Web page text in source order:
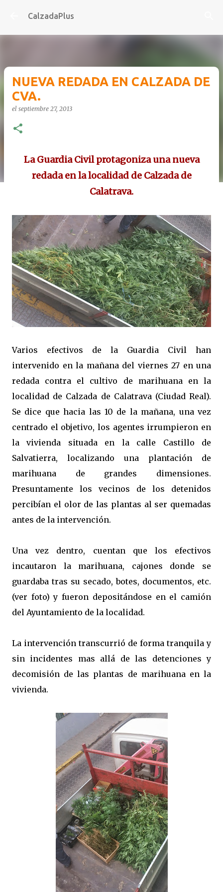
Ir al contenido principal
CalzadaPlus
NUEVA REDADA EN CALZADA DE
CVA.
el septiembre 27, 2013
La Guardia Civil protagoniza una nueva
redada en la localidad de Calzada de
Calatrava.
Varios efectivos de la Guardia Civil han
intervenido en la mañana del viernes 27 en una
redada contra el cultivo de marihuana en la
localidad de Calzada de Calatrava (Ciudad Real).
Se dice que hacia las 10 de la mañana, una vez
centrado el objetivo, los agentes irrumpieron en
la vivienda situada en la calle Castillo de
Salvatierra, localizando una plantación de
marihuana de grandes dimensiones.
Presuntamente los vecinos de los detenidos
percibían el olor de las plantas al ser quemadas
antes de la intervención.
Una vez dentro, cuentan que los efectivos
incautaron la marihuana, cajones donde se
guardaba tras su secado, botes, documentos, etc.
(ver foto) y fueron depositándose en el camión
del Ayuntamiento de la localidad.
La intervención transcurrió de forma tranquila y
sin incidentes mas allá de las detenciones y
decomisión de las plantas de marihuana en la
vivienda.